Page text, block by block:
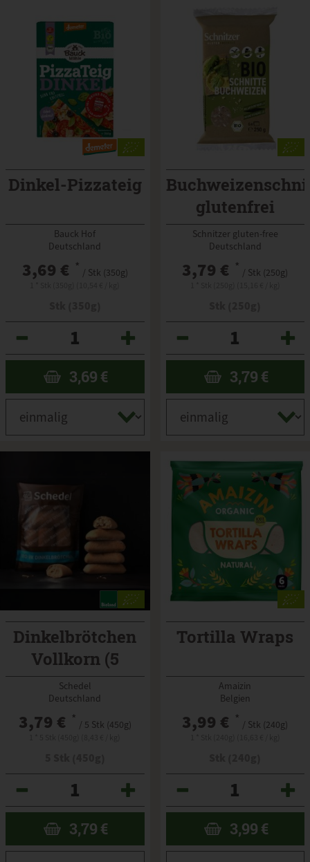
Dinkel-Pizzateig
Bauck Hof
Deutschland
3,69 € * / Stk (350g)
3,69 €
glutenfrei
Schnitzer gluten-free
Deutschland
3,79 € * / Stk (250g)
3,79 €
Dinkelbrötchen
Vollkorn (5
Stück) TK
Schedel
Deutschland
3,79 € * / 5 Stk (450g)
3,79 €
Tortilla Wraps
Amaizin
Belgien
3,99 € * / Stk (240g)
3,99 €